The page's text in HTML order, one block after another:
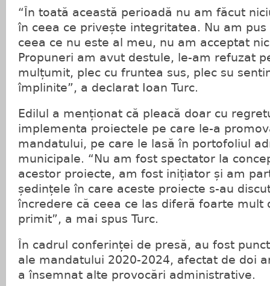
“În toată această perioadă nu am făcut
în ceea ce privește integritatea. Nu am
ceea ce nu este al meu, nu am acceptat
Propuneri am avut destule, le-am refuzat
mulțumit, plec cu fruntea sus, plec su
împlinite”, a declarat Ioan Turc.
Edilul a menționat că pleacă doar cu
implementa proiectele pe care le-a
mandatului, pe care le lasă în portofoliul
municipale. “Nu am fost spectator la
acestor proiecte, am fost inițiator și am
ședințele în care aceste proiecte s-au
încredere că ceea ce las diferă foarte mult
primit”, a mai spus Turc.
În cadrul conferinței de presă, au fost
ale mandatului 2020-2024, afectat de doi
a însemnat alte provocări administrative.